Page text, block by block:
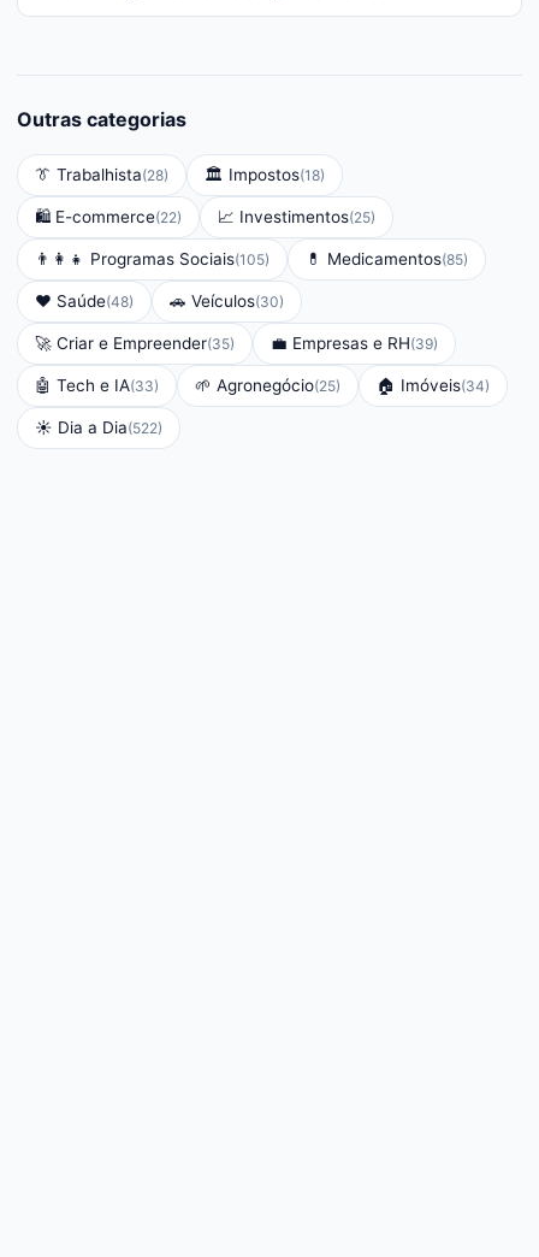
Outras categorias
👔 Trabalhista(28) 🏛️ Impostos(18)
🛍️ E-commerce(22) 📈 Investimentos(25)
👨‍👩‍👧 Programas Sociais(105) 💊 Medicamentos(85)
❤️ Saúde(48) 🚗 Veículos(30)
🚀 Criar e Empreender(35) 💼 Empresas e RH(39)
🤖 Tech e IA(33) 🌱 Agronegócio(25) 🏠 Imóveis(34)
☀️ Dia a Dia(522)